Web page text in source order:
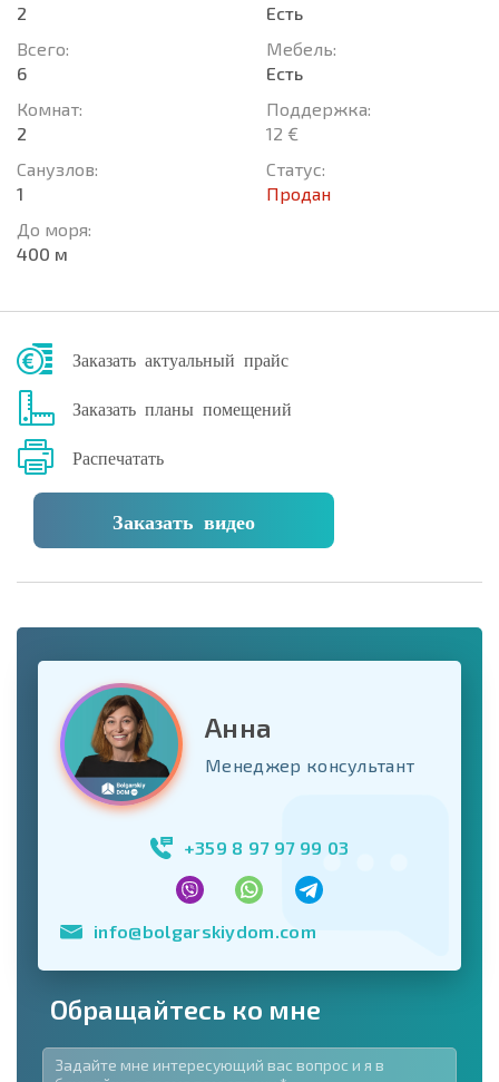
2
Всего:
6
Комнат:
2
Санузлов:
1
До моря:
400 м
Есть
Мебель:
Есть
Поддержка:
12 €
Статус:
Продан
Заказать актуальный прайс
Заказать планы помещений
Распечатать
Заказать видео
Анна
Менеджер консультант
+359 8 97 97 99 03
info@bolgarskiydom.com
Обращайтесь ко мне